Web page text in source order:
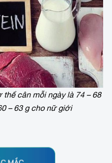
cân mỗi ngày là 74 – 68
– 63 g cho nữ giới